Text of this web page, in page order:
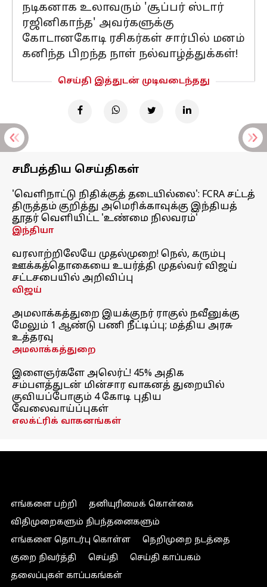
நடிகனாக உலாவரும் 'சூப்பர் ஸ்டார்
ரஜினிகாந்த' அவர்களுக்கு
கோடானகோடி ரசிகர்கள் சார்பில் மனம்
கனிந்த பிறந்த நாள் நல்வாழ்த்துக்கள்!
செய்தி இத்துடன் முடிவடைந்தது
சமீபத்திய செய்திகள்
'வெளிநாட்டு நிதிக்குத் தடையில்லை': FCRA சட்டத்
திருத்தம் குறித்து அமெரிக்காவுக்கு இந்தியத்
தூதர் வெளியிட்ட 'உண்மை நிலவரம்'
இந்தியா
வரலாற்றிலேயே முதல்முறை! நெல், கரும்பு
ஊக்கத்தொகையை உயர்த்தி முதல்வர் விஜய்
சட்டசபையில் அறிவிப்பு
விஜய்
அமலாக்கத்துறை இயக்குநர் ராகுல் நவீனுக்கு
மேலும் 1 ஆண்டு பணி நீட்டிப்பு; மத்திய அரசு
உத்தரவு
அமலாக்கத்துறை
இளைஞர்களே அலெர்ட்! 45% அதிக
சம்பளத்துடன் மின்சார வாகனத் துறையில்
குவியப்போகும் 4 கோடி புதிய
வேலைவாய்ப்புகள்
எலக்ட்ரிக் வாகனங்கள்
எங்களை பற்றி
தனியுரிமைக் கொள்கை
விதிமுறைகளும் நிபந்தனைகளும்
எங்களை தொடர்பு கொள்ள
நெறிமுறை நடத்தை
குறை நிவர்த்தி
செய்தி
செய்தி காப்பகம்
தலைப்புகள் காப்பகங்கள்